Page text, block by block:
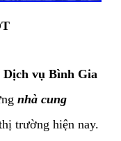
vụ Bình Gia
nhà cung
trường hiện nay.